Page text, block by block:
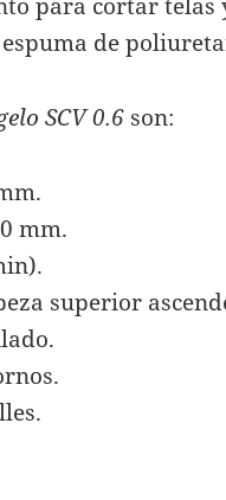
de
SCV 0.6 son:
mm.
superior